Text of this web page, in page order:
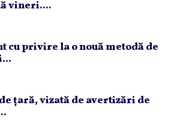
vineri....
cu privire la o nouă metodă de
ţară, vizată de avertizări de